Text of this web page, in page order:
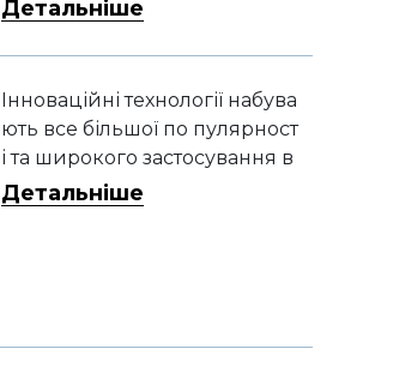
витрати?
Детальніше
Інноваційні технології набува
ють все більшої по пулярност
і та широкого застосування в
аграрному секторі
Детальніше